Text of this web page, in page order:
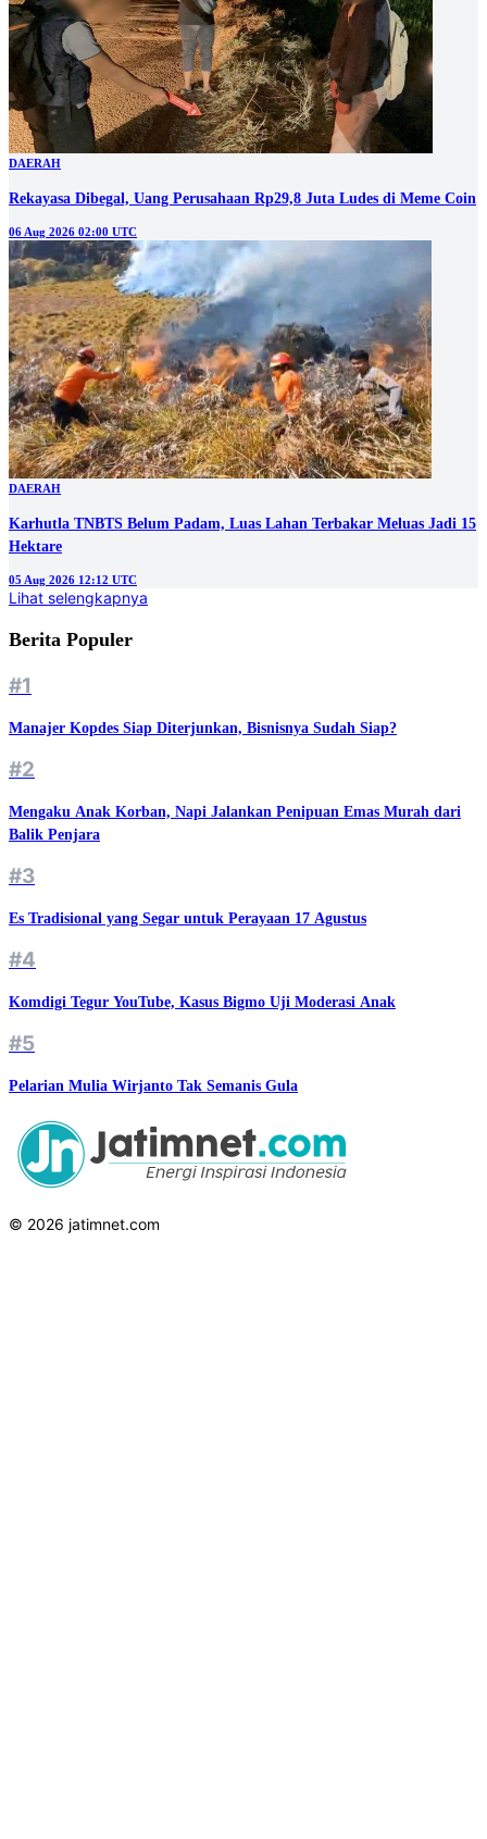
DAERAH
Rekayasa Dibegal, Uang Perusahaan Rp29,8 Juta Ludes di Meme Coin
06 Aug 2026 02:00 UTC
DAERAH
Karhutla TNBTS Belum Padam, Luas Lahan Terbakar Meluas Jadi 15
Hektare
05 Aug 2026 12:12 UTC
Lihat selengkapnya
Berita Populer
#1
Manajer Kopdes Siap Diterjunkan, Bisnisnya Sudah Siap?
#2
Mengaku Anak Korban, Napi Jalankan Penipuan Emas Murah dari
Balik Penjara
#3
Es Tradisional yang Segar untuk Perayaan 17 Agustus
#4
Komdigi Tegur YouTube, Kasus Bigmo Uji Moderasi Anak
#5
Pelarian Mulia Wirjanto Tak Semanis Gula
© 2026 jatimnet.com